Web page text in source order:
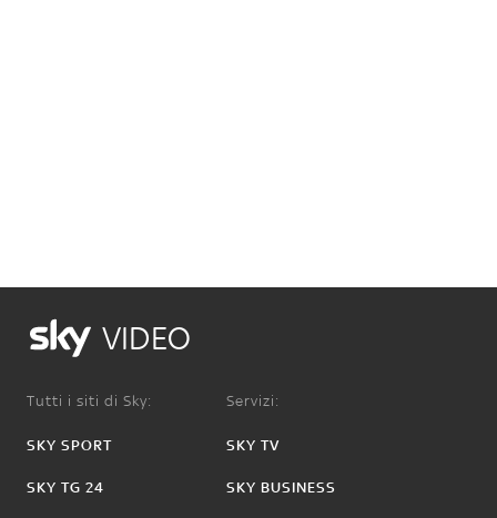
VIDEO
Tutti i siti di Sky:
SKY SPORT
SKY TG 24
Servizi:
SKY TV
SKY BUSINESS